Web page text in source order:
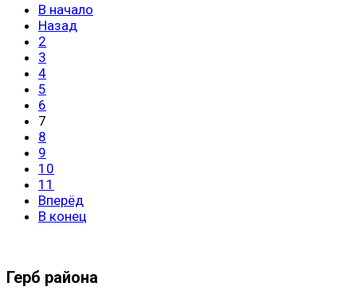
В начало
Назад
2
3
4
5
6
7
8
9
10
11
Вперёд
В конец
Герб района